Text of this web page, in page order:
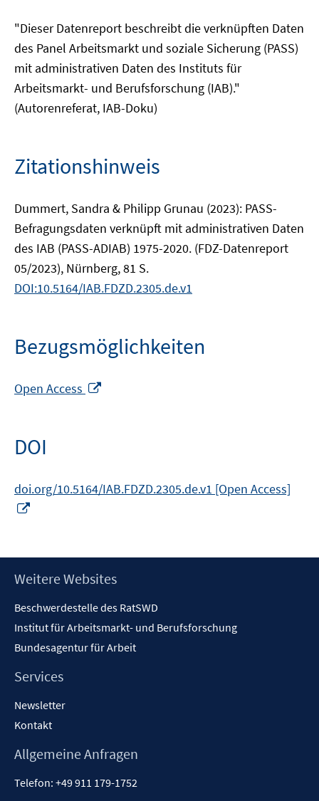
"Dieser Datenreport beschreibt die verknüpften Daten
des Panel Arbeitsmarkt und soziale Sicherung (PASS)
mit administrativen Daten des Instituts für
Arbeitsmarkt- und Berufsforschung (IAB)."
(Autorenreferat, IAB-Doku)
Zitationshinweis
Dummert, Sandra & Philipp Grunau (2023): PASS-
Befragungsdaten verknüpft mit administrativen Daten
des IAB (PASS-ADIAB) 1975-2020. (FDZ-Datenreport
05/2023), Nürnberg, 81 S.
DOI:10.5164/IAB.FDZD.2305.de.v1
Bezugsmöglichkeiten
Open Access
DOI
doi.org/10.5164/IAB.FDZD.2305.de.v1 [Open Access]
öffnen
Footer
Weitere Websites
Beschwerdestelle des RatSWD
Institut für Arbeitsmarkt- und Berufsforschung
Bundesagentur für Arbeit
Services
Newsletter
Kontakt
Allgemeine Anfragen
Telefon: +49 911 179-1752